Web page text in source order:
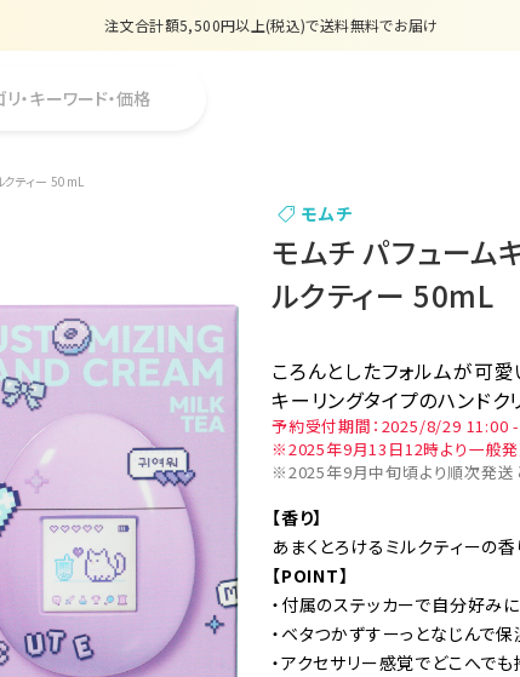
注文合計額5,500円以上(税込)で送料無料でお届け
【数量限定】購入金額6,000円(税込)以上で香水サンプルプレゼント
注文合計額5,500円以上(税込)で送料無料でお届け
・キーワード・価格
クティー 50mL
モムチ
モムチ パフューム
ルクティー 50mL
ころんとしたフォルムが可愛
キーリングタイプのハンドク
予約受付期間：2025/8/29 11:00
※2025年9月13日12時より一般
※2025年9月中旬頃より順次発送
【香り】
あまくとろけるミルクティーの香
【POINT】
・付属のステッカーで自分好み
・ベタつかずすーっとなじんで
・アクセサリー感覚でどこへで